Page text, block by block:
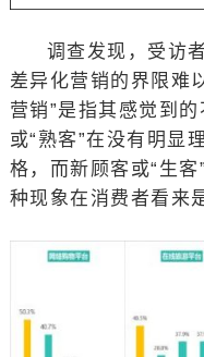
调查发现，受访
差异化营销的界限难
营销”是指其感觉到
或“熟客”在没有明显
格，而新顾客或“生
种现象在消费者看来